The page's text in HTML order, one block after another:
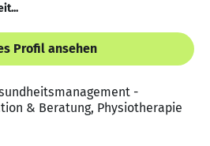
Profil ansehen
-
& Beratung, Physiotherapie